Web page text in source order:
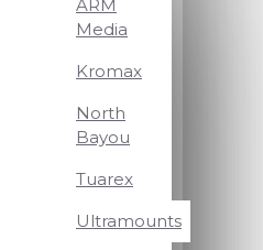
ARM
Media
Kromax
North
Bayou
Tuarex
Ultramounts